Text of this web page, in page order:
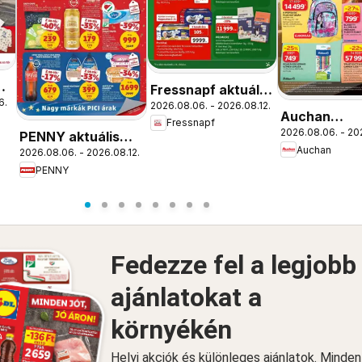
PENNY aktuális
akciós újság
2026.08.06. - 2026.08.12.
PENNY
Fressnapf aktuális
akciós újság
2026.08.06. - 2026.08.12.
Fressnapf
Auchan
ajánlatok
2026.08.06. -
Auchan
Fedezze fel a legjobb
ajánlatokat a
környékén
Helyi akciók és különleges ajánlatok.